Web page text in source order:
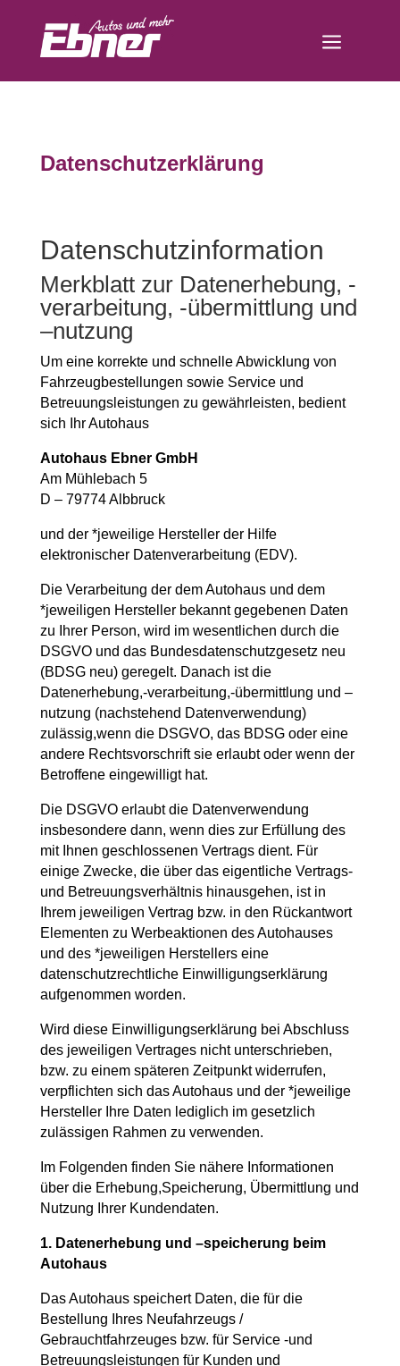
a
Datenschutzerklärung
Datenschutzinformation
Merkblatt zur Datenerhebung, -
verarbeitung, -übermittlung und
–nutzung
Um eine korrekte und schnelle Abwicklung von
Fahrzeugbestellungen sowie Service und
Betreuungsleistungen zu gewährleisten, bedient
sich Ihr Autohaus
Autohaus Ebner GmbH
Am Mühlebach 5
D – 79774 Albbruck
und der *jeweilige Hersteller der Hilfe
elektronischer Datenverarbeitung (EDV).
Die Verarbeitung der dem Autohaus und dem
*jeweiligen Hersteller bekannt gegebenen Daten
zu Ihrer Person, wird im wesentlichen durch die
DSGVO und das Bundesdatenschutzgesetz neu
(BDSG neu) geregelt. Danach ist die
Datenerhebung,-verarbeitung,-übermittlung und –
nutzung (nachstehend Datenverwendung)
zulässig,wenn die DSGVO, das BDSG oder eine
andere Rechtsvorschrift sie erlaubt oder wenn der
Betroffene eingewilligt hat.
Die DSGVO erlaubt die Datenverwendung
insbesondere dann, wenn dies zur Erfüllung des
mit Ihnen geschlossenen Vertrags dient. Für
einige Zwecke, die über das eigentliche Vertrags-
und Betreuungsverhältnis hinausgehen, ist in
Ihrem jeweiligen Vertrag bzw. in den Rückantwort
Elementen zu Werbeaktionen des Autohauses
und des *jeweiligen Herstellers eine
datenschutzrechtliche Einwilligungserklärung
aufgenommen worden.
Wird diese Einwilligungserklärung bei Abschluss
des jeweiligen Vertrages nicht unterschrieben,
bzw. zu einem späteren Zeitpunkt widerrufen,
verpflichten sich das Autohaus und der *jeweilige
Hersteller Ihre Daten lediglich im gesetzlich
zulässigen Rahmen zu verwenden.
Im Folgenden finden Sie nähere Informationen
über die Erhebung,Speicherung, Übermittlung und
Nutzung Ihrer Kundendaten.
1. Datenerhebung und –speicherung beim
Autohaus
Das Autohaus speichert Daten, die für die
Bestellung Ihres Neufahrzeugs /
Gebrauchtfahrzeuges bzw. für Service -und
Betreuungsleistungen für Kunden und